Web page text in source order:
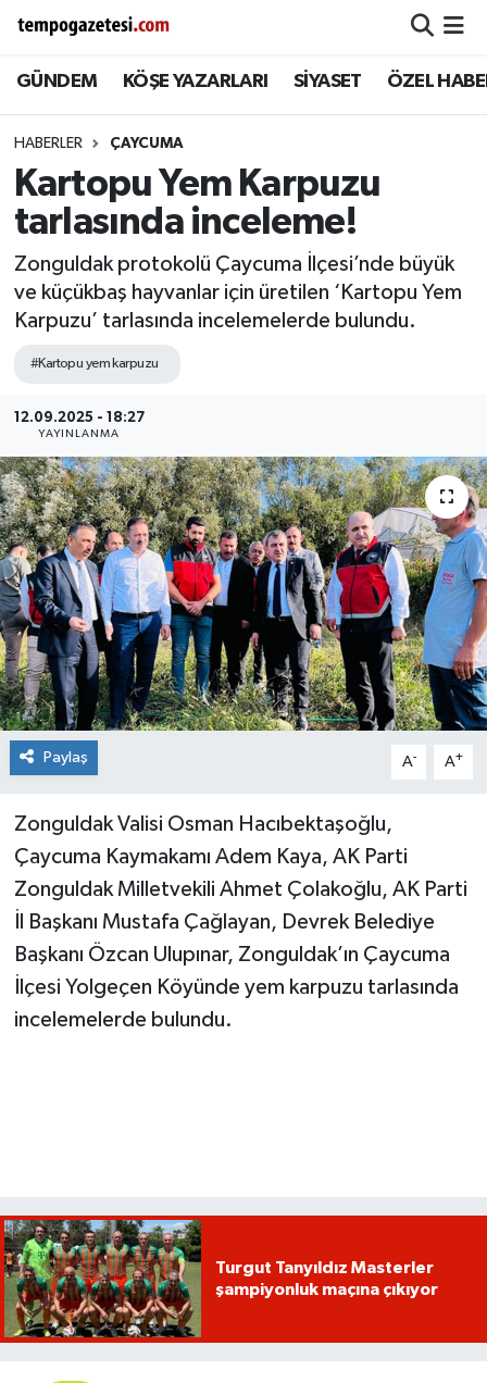
GÜNDEM KÖŞE YAZARLARI SİYASET ÖZEL
HABERLER ÇAYCUMA
Kartopu Yem Karpuzu
tarlasında inceleme!
Zonguldak protokolü Çaycuma İlçesi’nde büyük
ve küçükbaş hayvanlar için üretilen ‘Kartopu Yem
Karpuzu’ tarlasında incelemelerde bulundu.
#Kartopu yem karpuzu
12.09.2025 - 18:27
YAYINLANMA
Paylaş A- A+
Zonguldak Valisi Osman Hacıbektaşoğlu,
Çaycuma Kaymakamı Adem Kaya, AK Parti
Zonguldak Milletvekili Ahmet Çolakoğlu, AK Parti
İl Başkanı Mustafa Çağlayan, Devrek Belediye
Başkanı Özcan Ulupınar, Zonguldak’ın Çaycuma
İlçesi Yolgeçen Köyünde yem karpuzu tarlasında
incelemelerde bulundu.
Turgut Tanyıldız Masterler
şampiyonluk maçına çıkıyor
Alaplı
Çaycuma
Devrek
Gökçebey
GÜNDEM
Kilimli
Kozlu
Siyaset
SPOR
YAŞAM
Zonguldak
Zonguldak Nöbetçi Eczaneler
Zonguldak Hava Durumu
Zonguldak Namaz Vakitleri
Zonguldak Trafik Yoğunluk Haritası
Süper Lig Puan Durumu ve Fikstür
Tüm Manşetler
Son Dakika Haberleri
Haber Arşivi